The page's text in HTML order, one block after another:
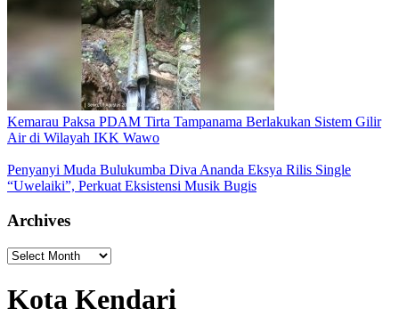
Kemarau Paksa PDAM Tirta Tampanama Berlakukan Sistem Gilir
Air di Wilayah IKK Wawo
Penyanyi Muda Bulukumba Diva Ananda Eksya Rilis Single
“Uwelaiki”, Perkuat Eksistensi Musik Bugis
Archives
Archives
Kota Kendari